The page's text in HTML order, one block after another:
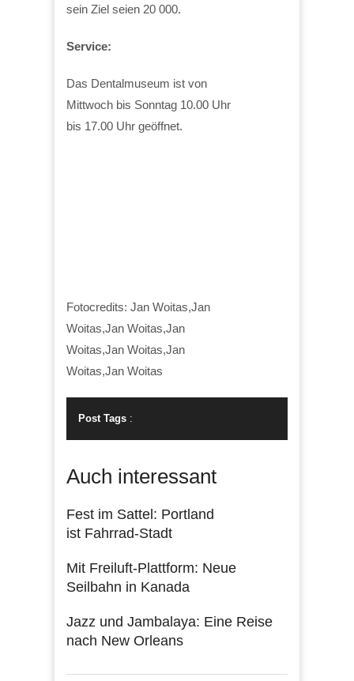
sein Ziel seien 20 000.
Service:
Das Dentalmuseum ist von
Mittwoch bis Sonntag 10.00 Uhr
bis 17.00 Uhr geöffnet.
Fotocredits: Jan Woitas,Jan
Woitas,Jan Woitas,Jan
Woitas,Jan Woitas,Jan
Woitas,Jan Woitas
Post Tags :
Auch interessant
Fest im Sattel: Portland
ist Fahrrad-Stadt
Mit Freiluft-Plattform: Neue
Seilbahn in Kanada
Jazz und Jambalaya: Eine Reise
nach New Orleans